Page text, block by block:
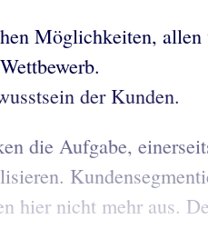
Möglichkeiten, allen
der Kunden.
die Aufgabe,
hier nicht mehr aus.